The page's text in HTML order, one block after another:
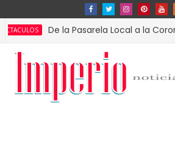
De la Pasarela Local a la Corona